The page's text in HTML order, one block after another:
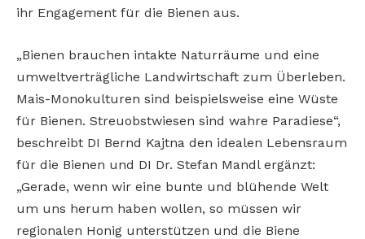
ihr Engagement für die Bienen aus.
„Bienen brauchen intakte Naturräume und eine
umweltverträgliche Landwirtschaft zum Überleben.
Mais-Monokulturen sind beispielsweise eine Wüste
für Bienen. Streuobstwiesen sind wahre Paradiese“,
beschreibt DI Bernd Kajtna den idealen Lebensraum
für die Bienen und DI Dr. Stefan Mandl ergänzt:
„Gerade, wenn wir eine bunte und blühende Welt
um uns herum haben wollen, so müssen wir
regionalen Honig unterstützen und die Biene